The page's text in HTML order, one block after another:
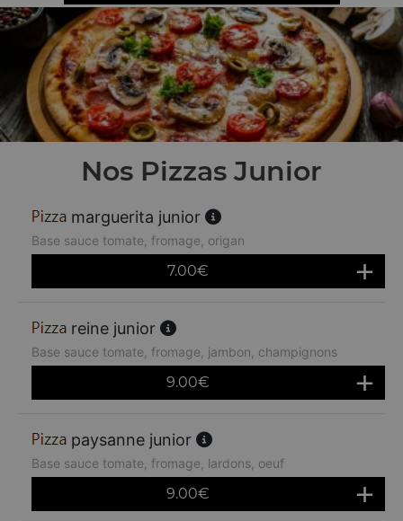
Nos Pizzas Junior
marguerita junior
Base sauce tomate, fromage, origan
7.00€
reine junior
Base sauce tomate, fromage, jambon, champignons
9.00€
paysanne junior
Base sauce tomate, fromage, lardons, oeuf
9.00€